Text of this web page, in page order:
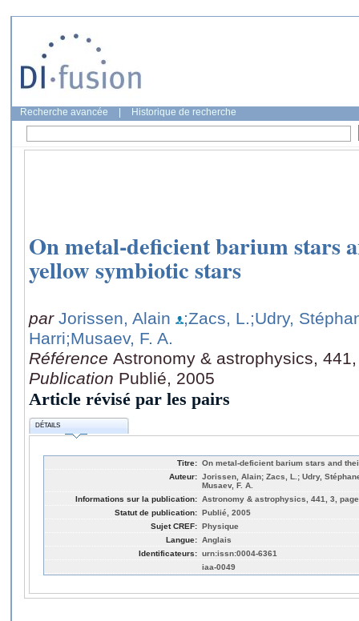
Recherche avancée Historique de recherche
On metal-deficient barium stars
yellow symbiotic stars
par Jorissen, Alain ;Zacs, L.;Udry,
Harri;Musaev, F. A.
Référence Astronomy & astrophysics,
Publication Publié, 2005
Article révisé par les pairs
DÉTAILS
Titre: On metal-deficient barium stars and
Auteur: Jorissen, Alain; Zacs, L.; Udry,
Musaev, F. A.
Informations sur la publication: Astronomy & astrophysics, 441, 3, page
Statut de publication: Publié, 2005
Sujet CREF: Physique
Langue: Anglais
Identificateurs: urn:issn:0004-6361
iaa-0049